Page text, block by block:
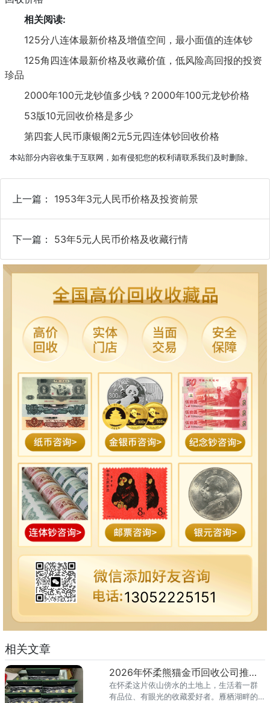
相关阅读:
125分八连体最新价格及增值空间，最小面值的连体钞
125角四连体最新价格及收藏价值，低风险高回报的投资
珍品
2000年100元龙钞值多少钱？2000年100元龙钞价格
53版10元回收价格是多少
第四套人民币康银阁2元5元四连体钞回收价格
本站部分内容收集于互联网，如有侵犯您的权利请联系我们及时删除。
上一篇： 1953年3元人民币价格及投资前景
下一篇： 53年5元人民币价格及收藏行情
13052225151
相关文章
2026年怀柔熊猫金币回收公司推荐 怀柔回收熊猫金币渠道
在怀柔这片依山傍水的土地上，生活着一群
有品位、有眼光的收藏爱好者。雁栖湖畔的